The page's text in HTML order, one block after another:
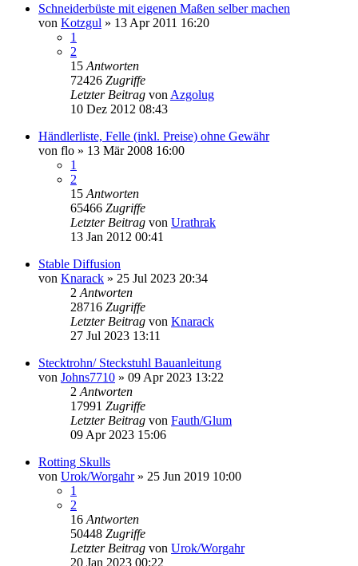
Schneiderbüste mit eigenen Maßen selber machen
von Kotzgul » 13 Apr 2011 16:20
1
2
15 Antworten
72426 Zugriffe
Letzter Beitrag von Azgolug
10 Dez 2012 08:43
Händlerliste, Felle (inkl. Preise) ohne Gewähr
von flo » 13 Mär 2008 16:00
1
2
15 Antworten
65466 Zugriffe
Letzter Beitrag von Urathrak
13 Jan 2012 00:41
Stable Diffusion
von Knarack » 25 Jul 2023 20:34
2 Antworten
28716 Zugriffe
Letzter Beitrag von Knarack
27 Jul 2023 13:11
Stecktrohn/ Steckstuhl Bauanleitung
von Johns7710 » 09 Apr 2023 13:22
2 Antworten
17991 Zugriffe
Letzter Beitrag von Fauth/Glum
09 Apr 2023 15:06
Rotting Skulls
von Urok/Worgahr» 25 Jun 2019 10:00
1
2
16 Antworten
50448 Zugriffe
Letzter Beitrag von Urok/Worgahr
20 Jan 2023 00:22